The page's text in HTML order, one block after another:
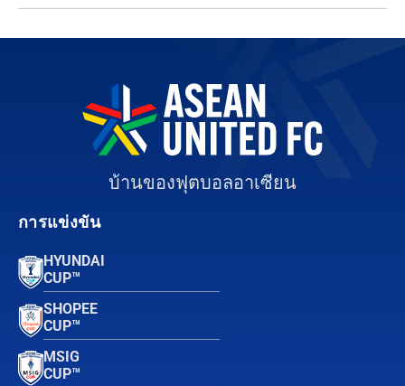
บ้านของฟุตบอลอาเซียน
การแข่งขัน
HYUNDAI
CUP™
SHOPEE
CUP™
MSIG
CUP™